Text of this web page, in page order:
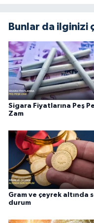
Bunlar da ilginizi
Sigara Fiyatlarına Peş
Zam
Gram ve çeyrek altında
durum